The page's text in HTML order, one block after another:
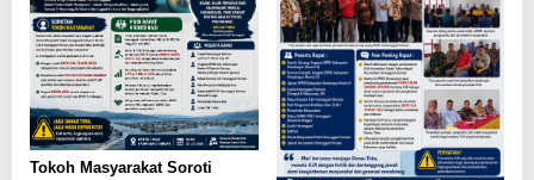
Tokoh Masyarakat Soroti